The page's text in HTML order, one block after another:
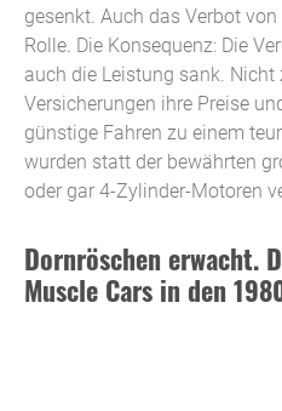
gesenkt. Auch das Verbot
Rolle. Die Konsequenz: Die
auch die Leistung sank.
Versicherungen ihre Preise
günstige Fahren zu einem
wurden statt der bewährten
oder gar 4-Zylinder-Motoren
Dornröschen erwacht.
Muscle Cars in den